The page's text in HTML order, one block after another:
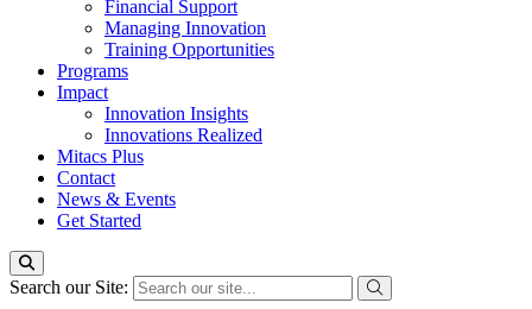
Financial Support
Managing Innovation
Training Opportunities
Programs
Impact
Innovation Insights
Innovations Realized
Mitacs Plus
Contact
News & Events
Get Started
Search our Site: